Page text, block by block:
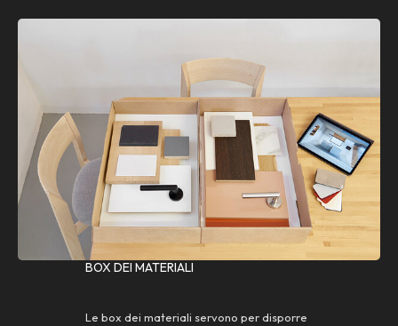
BOX DEI MATERIALI
Le box dei materiali servono per disporre